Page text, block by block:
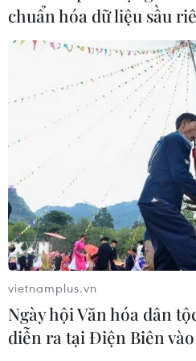
Xem
CƠ QUAN CHỦ QUẢN: THÔNG TẤN XÃ
Tổng Biên tập: TRẦN TIẾN
Phó Tổng Biên tập: NGUYỄN
THỦY
Sở hữu trí tuệ
RSS
chuẩn hóa dữ liệu sầu
vietnamplus.vn
Ngày hội Văn hóa dân
diễn ra tại Điện Biên